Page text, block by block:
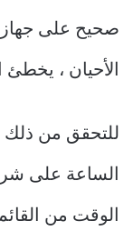
صحيح على
الأحيان ،
للتحقق من ذلك
الساعة على
الوقت من